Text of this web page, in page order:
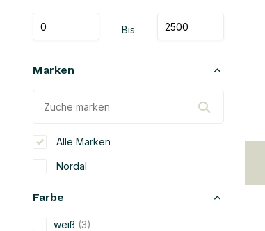
Bis
Marken
Alle Marken
Nordal
Farbe
weiß (3)